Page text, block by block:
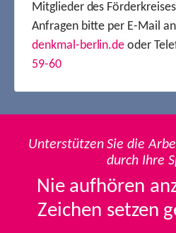
Mitglieder des
Anfragen bitte per E-Mail
denkmal-berlin.de oder
59-60
Unterstützen Sie die
durch Ihre
Nie aufhören
Zeichen setzen